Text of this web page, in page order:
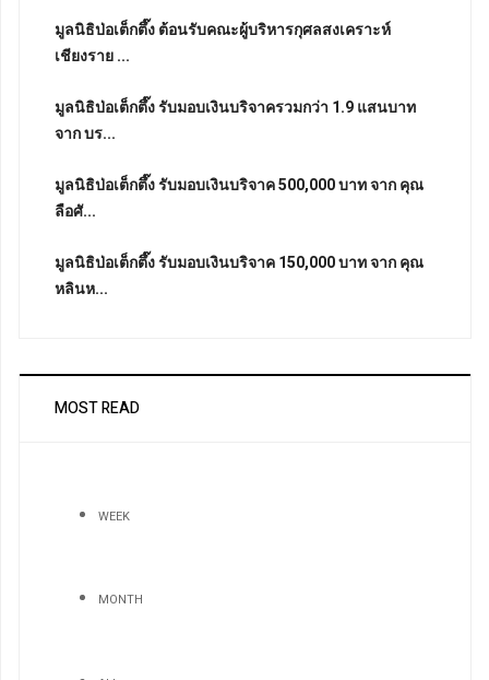
มูลนิธิป่อเต็กตึ๊ง ต้อนรับคณะผู้บริหารกุศลสงเคราะห์
เชียงราย ...
มูลนิธิป่อเต็กตึ๊ง รับมอบเงินบริจาครวมกว่า 1.9 แสนบาท
จาก บร...
มูลนิธิป่อเต็กตึ๊ง รับมอบเงินบริจาค 500,000 บาท จาก คุณ
ลือศั...
มูลนิธิป่อเต็กตึ๊ง รับมอบเงินบริจาค 150,000 บาท จาก คุณ
หลินห...
MOST READ
WEEK
MONTH